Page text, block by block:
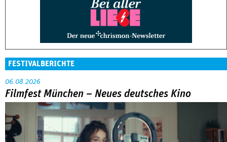
FESTIVALBERICHTE
06.08.2026
Filmfest München – Neues deutsches Kino